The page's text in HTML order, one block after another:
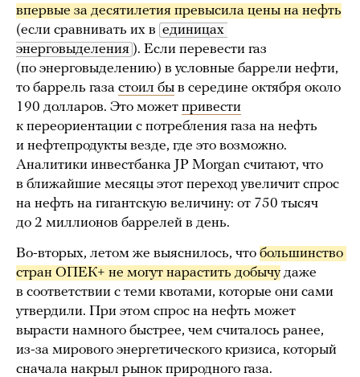
впервые за десятилетия превысила цены на нефть
(если сравнивать их в единицах
энерговыделения ). Если перевести газ
(по энерговыделению) в условные баррели нефти,
то баррель газа стоил бы в середине октября около
190 долларов. Это может привести
к переориентации с потребления газа на нефть
и нефтепродукты везде, где это возможно.
Аналитики инвестбанка JP Morgan считают, что
в ближайшие месяцы этот переход увеличит спрос
на нефть на гигантскую величину: от 750 тысяч
до 2 миллионов баррелей в день.
Во-вторых, летом же выяснилось, что большинство
стран ОПЕК+ не могут нарастить добычудаже
в соответствии с теми квотами, которые они сами
утвердили. При этом спрос на нефть может
вырасти намного быстрее, чем считалось ранее,
из-за мирового энергетического кризиса, который
сначала накрыл рынок природного газа.